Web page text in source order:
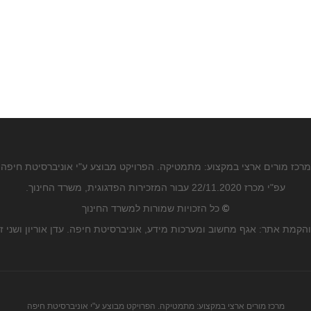
מרכז מורים ארצי במקצוע: מתמטיקה. הפרויקט מבוצע ע"י אוניברסיטת חיפה
עפ"י מכרז 22/11.2020 עבור המזכירות הפדגוגית, משרד החינוך.
© כל הזכויות שמורות למשרד החינוך
אתר: אגף מחשוב ומערכות מידע, אוניברסיטת חיפה. עדן אוריון ושני
מרכז מורים ארצי במקצוע: מתמטיקה. הפרויקט מבוצע ע"י אוניברסיטת חיפה